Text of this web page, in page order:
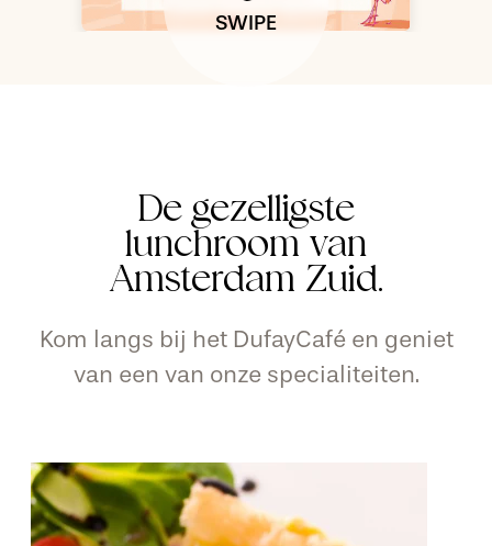
SWIPE
De gezelligste
lunchroom van
Amsterdam Zuid.
Kom langs bij het DufayCafé en geniet
van een van onze specialiteiten.